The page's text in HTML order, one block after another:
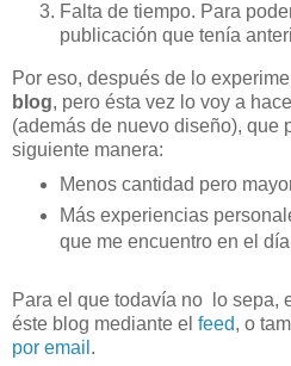
Falta de tiempo. Para
publicación que tenía
Por eso, después de lo
blog, pero ésta vez lo voy a
(además de nuevo diseño), que
siguiente manera:
Menos cantidad pero
Más experiencias
que me encuentro en el
Para el que todavía no lo sepa,
éste blog mediante el feed, o
por email .